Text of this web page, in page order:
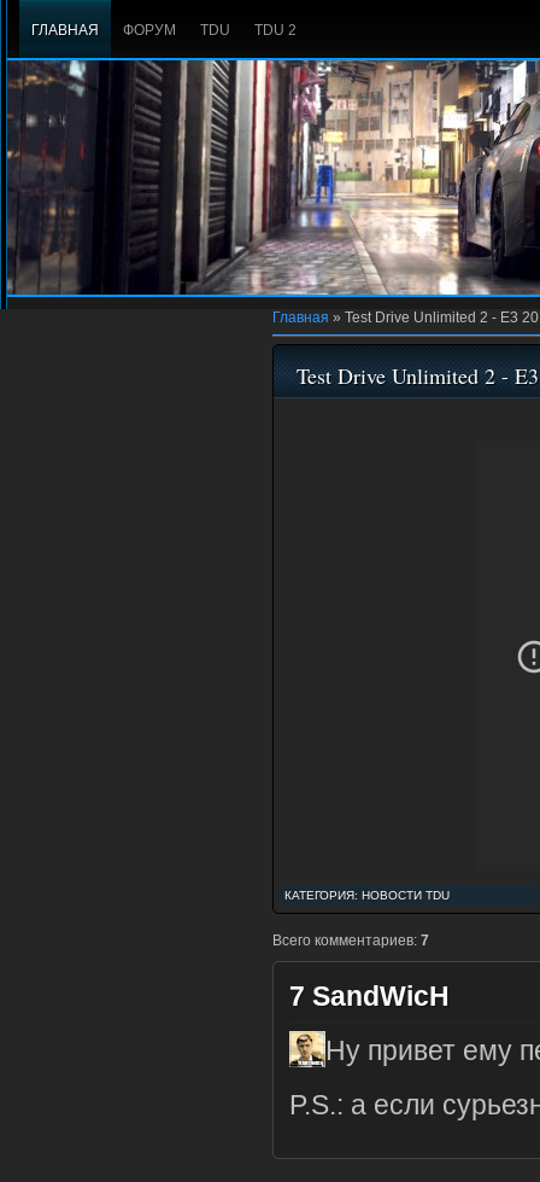
ГЛАВНАЯ ФОРУМ TDU TDU 2
Главная » Test Drive Unlimited 2 - E3
Test Drive Unlimited 2 -
КАТЕГОРИЯ: НОВОСТИ TDU
Всего комментариев: 7
7 SandWicH
Ну привет ему
P.S.: а если